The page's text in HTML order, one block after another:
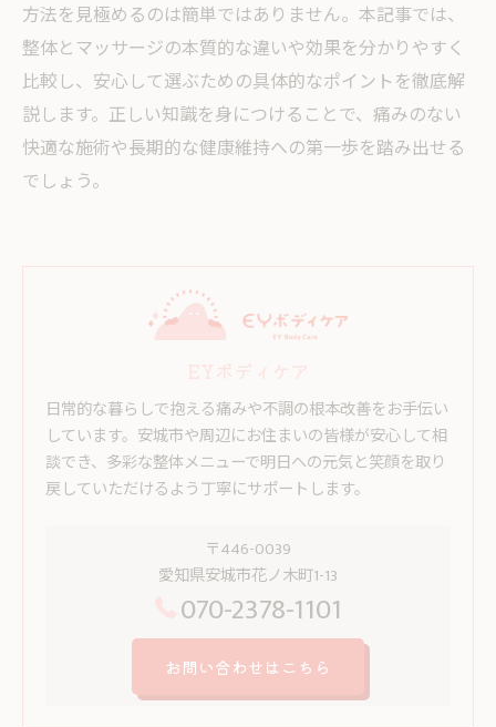
方法を見極めるのは簡単ではありません。本記事では、
整体とマッサージの本質的な違いや効果を分かりやすく
比較し、安心して選ぶための具体的なポイントを徹底解
説します。正しい知識を身につけることで、痛みのない
快適な施術や長期的な健康維持への第一歩を踏み出せる
でしょう。
日常的な暮らしで抱える痛みや不調の根本改善をお手伝い
しています。安城市や周辺にお住まいの皆様が安心して相
談でき、多彩な整体メニューで明日への元気と笑顔を取り
戻していただけるよう丁寧にサポートします。
〒446-0039
愛知県安城市花ノ木町1-13
070-2378-1101
お問い合わせはこちら